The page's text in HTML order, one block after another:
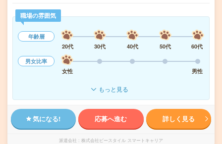
職場の雰囲気
年齢層
20代
30代 40代 50代
60代
男女比率
女性
男性
もっと見る
気になる! 応募へ進む 詳しく見る
派遣会社 株式会社ビースタイル スマートキャリア